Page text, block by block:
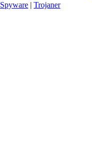
Spyware | Trojaner